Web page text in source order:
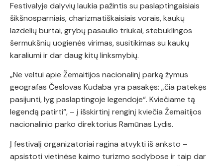
Festivalyje dalyvių laukia pažintis su paslaptingaisiais
šikšnosparniais, charizmatiškaisiais vorais, kaukų
lazdelių burtai, grybų pasaulio triukai, stebuklingos
šermukšnių uogienės virimas, susitikimas su kaukų
karaliumi ir dar daug kitų linksmybių.
„Ne veltui apie Žemaitijos nacionalinį parką žymus
geografas Česlovas Kudaba yra pasakęs: „čia patekęs
pasijunti, lyg paslaptingoje legendoje“. Kviečiame tą
legendą patirti“, – į išskirtinį renginį kviečia Žemaitijos
nacionalinio parko direktorius Ramūnas Lydis.
Į festivalį organizatoriai ragina atvykti iš anksto –
apsistoti vietinėse kaimo turizmo sodybose ir taip dar